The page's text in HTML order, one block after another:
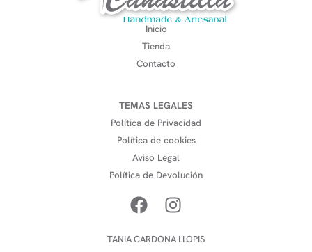
Inicio
Tienda
Contacto
TEMAS LEGALES
Política de Privacidad
Política de cookies
Aviso Legal
Política de Devolución
TANIA CARDONA LLOPIS